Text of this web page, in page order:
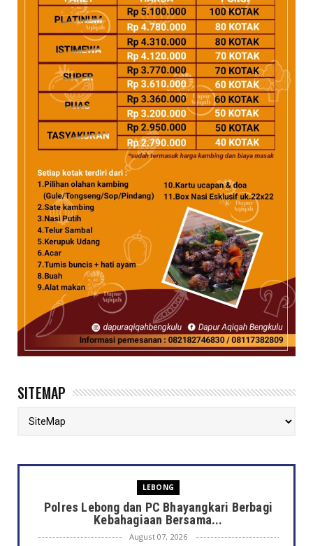
SITEMAP
LEBONG
Polres Lebong dan PC Bhayangkari Berbagi
Kebahagiaan Bersama...
August 07, 2026